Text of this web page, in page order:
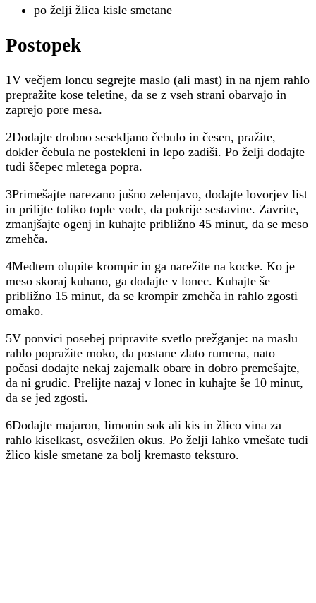
po želji žlica kisle smetane
Postopek
1V večjem loncu segrejte maslo (ali mast) in na njem rahlo
prepražite kose teletine, da se z vseh strani obarvajo in
zaprejo pore mesa.
2Dodajte drobno sesekljano čebulo in česen, pražite,
dokler čebula ne postekleni in lepo zadiši. Po želji dodajte
tudi ščepec mletega popra.
3Primešajte narezano jušno zelenjavo, dodajte lovorjev list
in prilijte toliko tople vode, da pokrije sestavine. Zavrite,
zmanjšajte ogenj in kuhajte približno 45 minut, da se meso
zmehča.
4Medtem olupite krompir in ga narežite na kocke. Ko je
meso skoraj kuhano, ga dodajte v lonec. Kuhajte še
približno 15 minut, da se krompir zmehča in rahlo zgosti
omako.
5V ponvici posebej pripravite svetlo prežganje: na maslu
rahlo popražite moko, da postane zlato rumena, nato
počasi dodajte nekaj zajemalk obare in dobro premešajte,
da ni grudic. Prelijte nazaj v lonec in kuhajte še 10 minut,
da se jed zgosti.
6Dodajte majaron, limonin sok ali kis in žlico vina za
rahlo kiselkast, osvežilen okus. Po želji lahko vmešate tudi
žlico kisle smetane za bolj kremasto teksturo.